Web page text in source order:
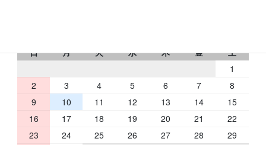
日 月 火 水 木 金
土
1
2
3 4 5 6 7
8
9
10 11 12 13 14
15
16
17 18 19 20 21
22
23
24 25 26 27 28
29